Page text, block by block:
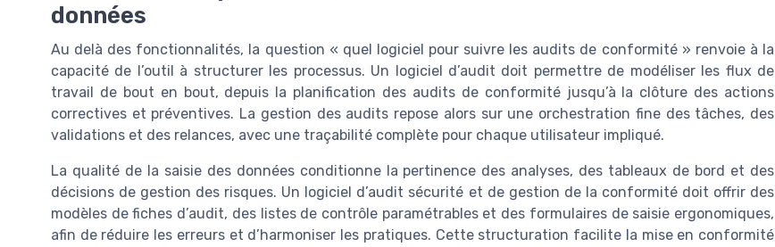
données
Au delà des fonctionnalités, la question « quel logiciel pour suivre les audits de conformité » renvoie à la
capacité de l’outil à structurer les processus. Un logiciel d’audit doit permettre de modéliser les flux de
travail de bout en bout, depuis la planification des audits de conformité jusqu’à la clôture des actions
correctives et préventives. La gestion des audits repose alors sur une orchestration fine des tâches, des
validations et des relances, avec une traçabilité complète pour chaque utilisateur impliqué.
La qualité de la saisie des données conditionne la pertinence des analyses, des tableaux de bord et des
décisions de gestion des risques. Un logiciel d’audit sécurité et de gestion de la conformité doit offrir des
modèles de fiches d’audit, des listes de contrôle paramétrables et des formulaires de saisie ergonomiques,
afin de réduire les erreurs et d’harmoniser les pratiques. Cette structuration facilite la mise en conformité